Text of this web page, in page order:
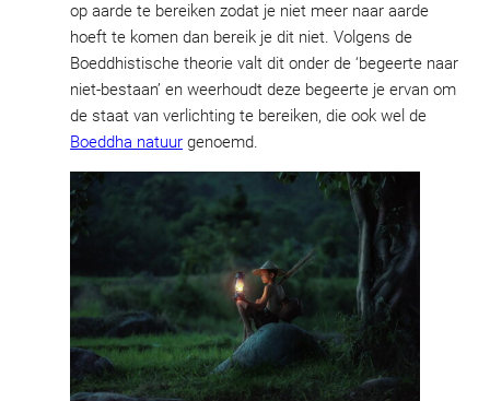
op aarde te bereiken zodat je niet meer naar aarde
hoeft te komen dan bereik je dit niet. Volgens de
Boeddhistische theorie valt dit onder de ‘begeerte naar
niet-bestaan’ en weerhoudt deze begeerte je ervan om
de staat van verlichting te bereiken, die ook wel de
Boeddha natuur genoemd.